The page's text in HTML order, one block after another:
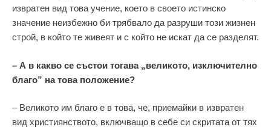
извратен вид това учение, което в своето истинско
значение неизбежно би трябвало да разруши този жизнен
строй, в който те живеят и с който не искат да се разделят.
– А в какво се състои тогава „великото, изключително
благо” на това положение?
– Великото им благо е в това, че, приемайки в извратен
вид християнството, включващо в себе си скритата от тях